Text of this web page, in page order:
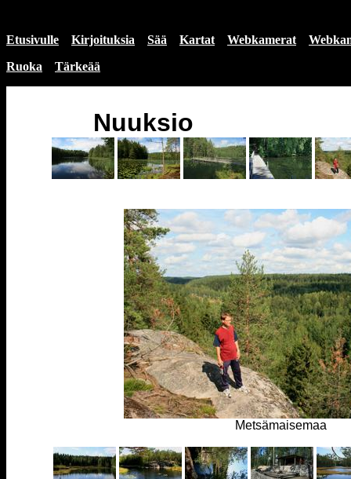
Etusivulle Kirjoituksia Sää Kartat Webkamerat
Ruoka
Tärkeää
Nuuksio
Metsämaisemaa